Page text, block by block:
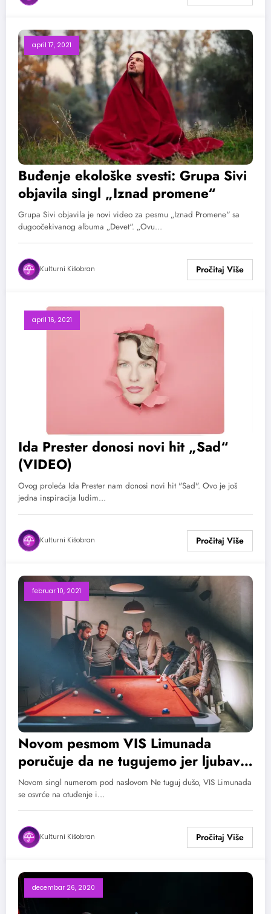
april 17, 2021
Buđenje ekološke svesti: Grupa Sivi
objavila singl „Iznad promene“
Grupa Sivi objavila je novi video za pesmu „Iznad Promene“ sa
dugoočekivanog albuma „Devet“. „Ovu…
Kulturni Kišobran
april 16, 2021
Ida Prester donosi novi hit „Sad“
(VIDEO)
Ovog proleća Ida Prester nam donosi novi hit "Sad". Ovo je još
jedna inspiracija ludim…
Kulturni Kišobran
februar 10, 2021
Novom pesmom VIS Limunada
poručuje da ne tugujemo jer ljubav
će doći
Novom singl numerom pod naslovom Ne tuguj dušo, VIS Limunada
se osvrće na otuđenje i…
Kulturni Kišobran
decembar 26, 2020